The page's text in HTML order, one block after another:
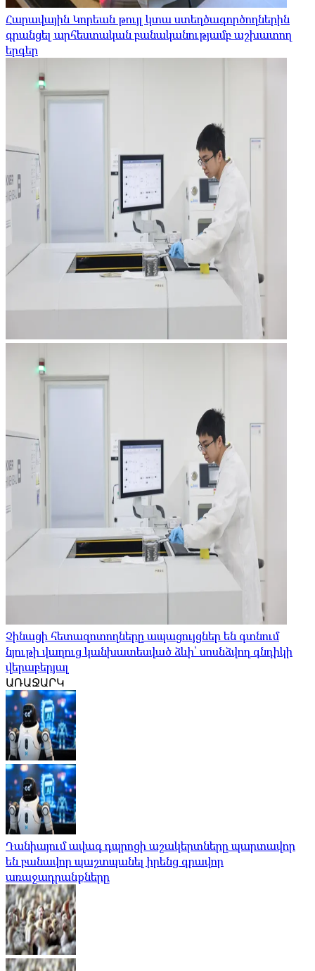
Հարավային Կորեան թույլ կտա ստեղծագործողներին
գրանցել արհեստական ​​բանականությամբ աշխատող
երգեր
Չինացի հետազոտողները ապացույցներ են գտնում
նյութի վաղուց կանխատեսված ձևի՝ սոսնձվող գնդիկի
վերաբերյալ
ԱՌԱՋԱՐԿ
Դանիայում ավագ դպրոցի աշակերտները պարտավոր
են բանավոր պաշտպանել իրենց գրավոր
առաջադրանքները